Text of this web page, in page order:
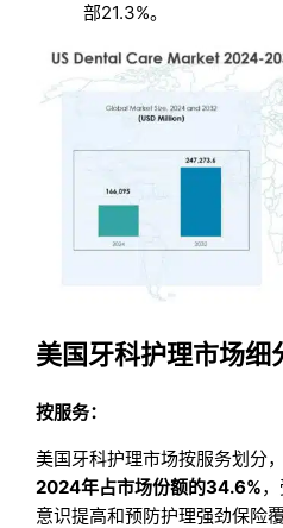
部21.3%。
美国牙科护理市场细
按服务：
美国牙科护理市场按服务划分
2024年占市场份额的34.6%
意识提高和预防护理强劲保险